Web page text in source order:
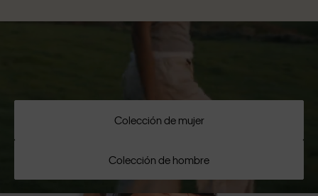
Colección de mujer
Colección de hombre